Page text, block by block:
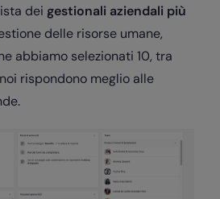
dei gestionali aziendali più
delle risorse umane,
abbiamo selezionati 10, tra
rispondono meglio alle